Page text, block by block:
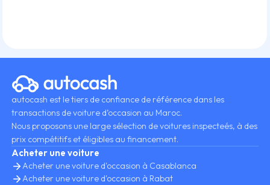
autocash est le tiers de confiance de référence dans les
transactions de voiture d’occasion au Maroc.
Nous proposons une large sélection de voitures inspecteés, à des
prix compétitifs et éligibles au financement.
Acheter une voiture
Acheter une voiture d'occasion à Casablanca
Acheter une voiture d'occasion à Rabat